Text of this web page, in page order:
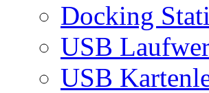
Docking
USB
USB